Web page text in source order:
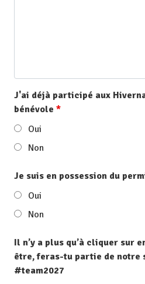
J'ai déjà participé aux
bénévole *
Oui
Non
Je suis en possession du
Oui
Non
Il n’y a plus qu’à cliquer sur
être, feras-tu partie de notre
#team2027